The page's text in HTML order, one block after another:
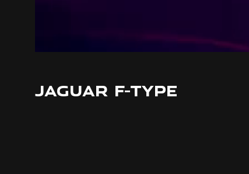
JAGUAR F-TYPE